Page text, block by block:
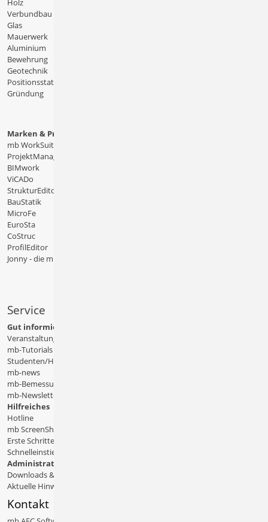
Holz
Verbundbau
Glas
Mauerwerk
Aluminium
Bewehrung
Geotechnik
Positionsstatik
Gründung
Marken & Produkte
mb WorkSuite
ProjektManager
BIMwork
ViCADo
StrukturEditor
BauStatik
MicroFe
EuroSta
CoStruc
ProfilEditor
Jonny - die mb-App
Service
Gut informiert
Veranstaltungen
mb-Tutorials
Studenten/Hochschule
mb-news
mb-Bemessungstafeln
mb-Newsletter
Hilfreiches
Hotline
mb ScreenShare
Erste Schritte
Schnelleinstiege & Doku
Administratives
Downloads & Patches
Aktuelle Hinweise
Kontakt